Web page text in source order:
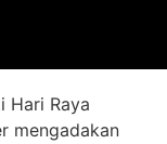
Hari Raya
mengadakan